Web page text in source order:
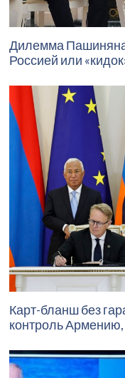
Дилемма
Россией или
Карт-бланш без
контроль Армению,